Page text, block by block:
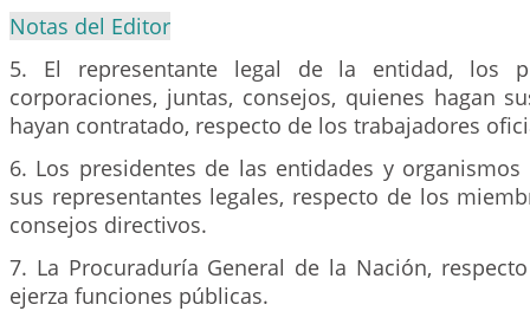
Notas del Editor
5. El representante legal de la entidad, los
corporaciones, juntas, consejos, quienes hagan
hayan contratado, respecto de los trabajadores
6. Los presidentes de las entidades y organismos
sus representantes legales, respecto de los
consejos directivos.
7. La Procuraduría General de la Nación,
ejerza funciones públicas.